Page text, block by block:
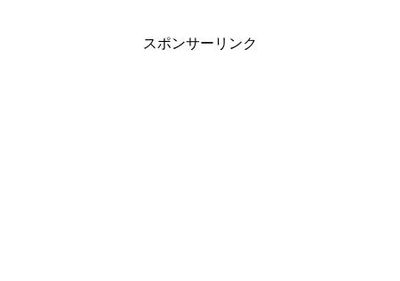
スポンサーリンク